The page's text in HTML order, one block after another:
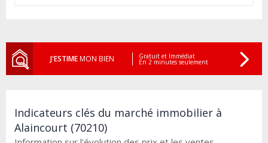
J'ESTIMEMON BIEN Gratuit et Immédiat
En 2 minutes seulement
Indicateurs clés du marché immobilier à
Alaincourt (70210)